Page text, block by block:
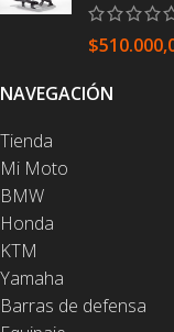
$
NAVEGACIÓN
Tienda
Mi Moto
BMW
Honda
KTM
Yamaha
Barras de defensa